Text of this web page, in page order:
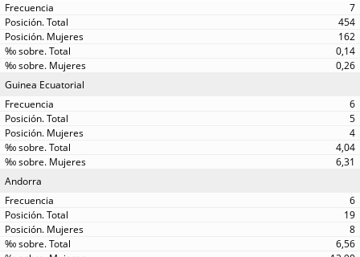
7
454
162
0,14
0,26
Guinea Ecuatorial
6
5
4
4,04
6,31
Andorra
6
19
8
6,56